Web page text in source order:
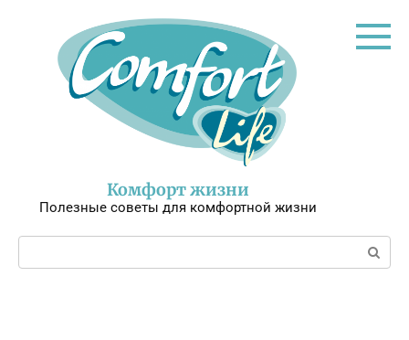
Комфорт жизни
Полезные советы для комфортной жизни
Поиск: